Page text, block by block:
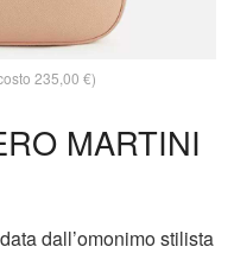
235,00 €)
MARTINI
dall’omonimo stilista